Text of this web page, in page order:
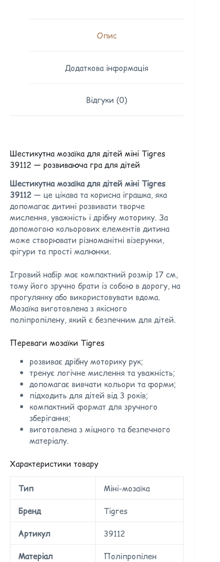
Опис
Додаткова інформація
Відгуки (0)
Шестикутна мозаїка для дітей міні Tigres
39112 — розвиваюча гра для дітей
Шестикутна мозаїка для дітей міні Tigres
39112 — це цікава та корисна іграшка, яка
допомагає дитині розвивати творче
мислення, уважність і дрібну моторику. За
допомогою кольорових елементів дитина
може створювати різноманітні візерунки,
фігури та прості малюнки.
Ігровий набір має компактний розмір 17 см,
тому його зручно брати із собою в дорогу, на
прогулянку або використовувати вдома.
Мозаїка виготовлена з якісного
поліпропілену, який є безпечним для дітей.
Переваги мозаїки Tigres
розвиває дрібну моторику рук;
тренує логічне мислення та уважність;
допомагає вивчати кольори та форми;
підходить для дітей від 3 років;
компактний формат для зручного
зберігання;
виготовлена з міцного та безпечного
матеріалу.
Характеристики товару
Тип
Міні-мозаїка
Бренд
Tigres
Артикул
39112
Матеріал
Поліпропілен